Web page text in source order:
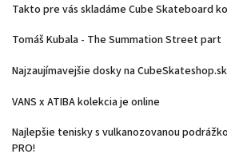
Takto pre vás skladáme Cube Skateboard
Tomáš Kubala - The Summation Street part
Najzaujímavejšie dosky na CubeSkateshop.sk
VANS x ATIBA kolekcia je online
Najlepšie tenisky s vulkanozovanou
PRO!